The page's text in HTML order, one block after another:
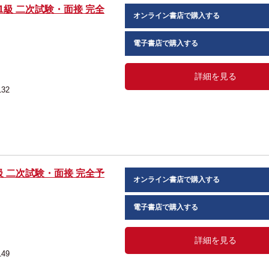
二次試験・面接 完全
オンライン書店で購入する
電子書店で購入する
詳細を見る
二次試験・面接 完全予
オンライン書店で購入する
電子書店で購入する
詳細を見る